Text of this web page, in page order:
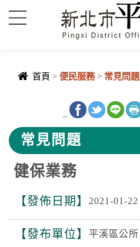
首頁 > 便民服務> 常見問題
常見問題
健保業務
發佈日期 2021-01-22
發布單位 平溪區公所